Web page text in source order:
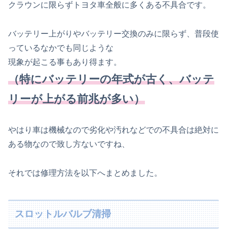
クラウンに限らずトヨタ車全般に多くある不具合です。
バッテリー上がりやバッテリー交換のみに限らず、普段使
っているなかでも同じような
現象が起こる事もあり得ます。
（特にバッテリーの年式が古く、バッテ
リーが上がる前兆が多い）
やはり車は機械なので劣化や汚れなどでの不具合は絶対に
ある物なので致し方ないですね、
それでは修理方法を以下へまとめました。
スロットルバルブ清掃